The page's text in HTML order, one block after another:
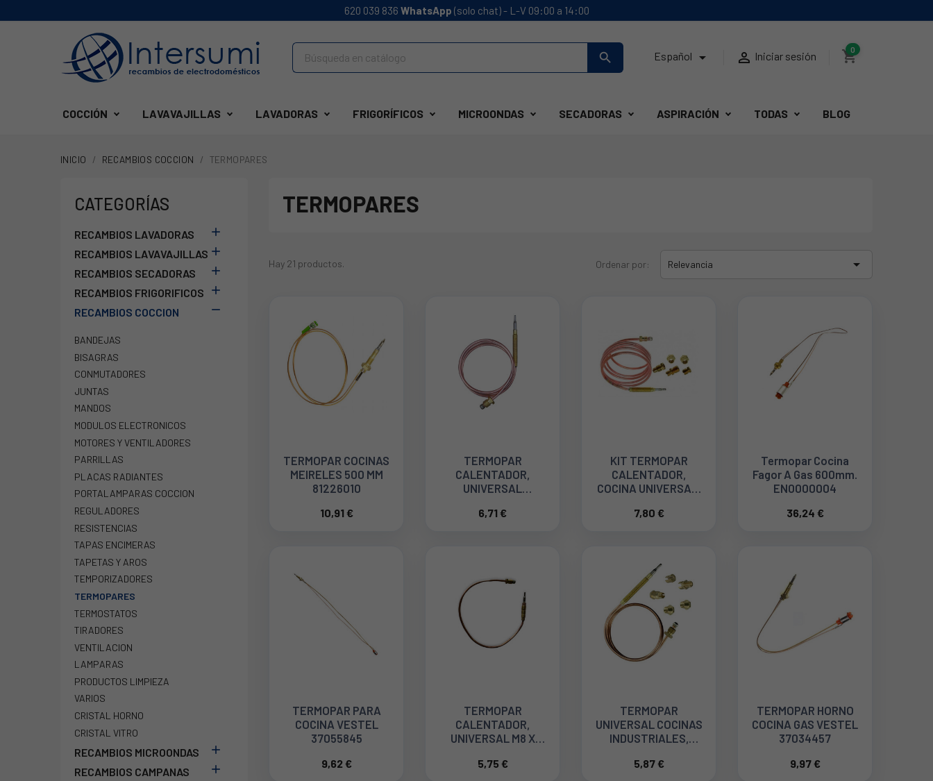
620 039 836 WhatsApp (solo chat) - L-V 09:00 a 14:00
search Español   Iniciar sesión shopping_cart
0
COCCIÓN LAVAVAJILLAS LAVADORAS FRIGORÍFICOS MICROONDAS SECADORAS ASPIRACIÓN TODAS BLOG
INICIO RECAMBIOS COCCION TERMOPARES
CATEGORÍAS
RECAMBIOS LAVADORAS 
RECAMBIOS LAVAVAJILLAS 
RECAMBIOS SECADORAS 
RECAMBIOS FRIGORIFICOS 
RECAMBIOS COCCION 
BANDEJAS
BISAGRAS
CONMUTADORES
JUNTAS
MANDOS
MODULOS ELECTRONICOS
MOTORES Y VENTILADORES
PARRILLAS
PLACAS RADIANTES
PORTALAMPARAS COCCION
REGULADORES
RESISTENCIAS
TAPAS ENCIMERAS
TAPETAS Y AROS
TEMPORIZADORES
TERMOPARES
TERMOSTATOS
TIRADORES
VENTILACION
LAMPARAS
PRODUCTOS LIMPIEZA
VARIOS
CRISTAL HORNO
CRISTAL VITRO
RECAMBIOS MICROONDAS 
RECAMBIOS CAMPANAS 
TERMOPARES
Hay 21 productos. Ordenar por: Relevancia 
TERMOPAR COCINAS
MEIRELES 500 MM
81226010
10,91 €
TERMOPAR
CALENTADOR,
UNIVERSAL
44TC0002
6,71 €
KIT TERMOPAR
CALENTADOR,
COCINA UNIVERSAL,
44TC0008
7,80 €
Termopar Cocina
Fagor A Gas 600mm.
EN0000004
36,24 €
TERMOPAR PARA
COCINA VESTEL
37055845
9,62 €
TERMOPAR
CALENTADOR,
UNIVERSAL M8 X
5,75 €
TERMOPAR
UNIVERSAL COCINAS
INDUSTRIALES,
LONGITUD 900mm.
5,87 €
TERMOPAR HORNO
COCINA GAS VESTEL
37034457
9,97 €